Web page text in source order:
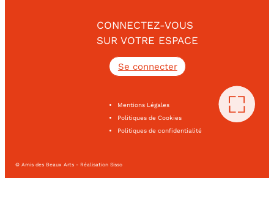
CONNECTEZ-VOUS
SUR VOTRE ESPACE
Se connecter
Mentions Légales
Politiques de Cookies
Politiques de confidentialité
© Amis des Beaux Arts - Réalisation Sisso